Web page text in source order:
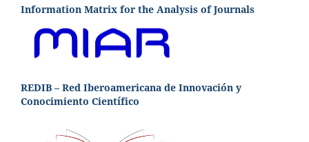
Information Matrix for the Analysis of Journals
REDIB – Red Iberoamericana de Innovación y
Conocimiento Científico